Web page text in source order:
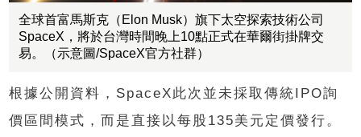
全球首富馬斯克（Elon Musk）旗下太空探索技術公司
SpaceX，將於台灣時間晚上10點正式在華爾街掛牌交
易。（示意圖/SpaceX官方社群）
根據公開資料，SpaceX此次並未採取傳統IPO詢
價區間模式，而是直接以每股135美元定價發行。